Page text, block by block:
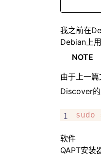
QAPT
更多设
调整
禁用
我之前在
Debian上用
NOTE
由于上一
Discover
sudo
软件
QAPT安装